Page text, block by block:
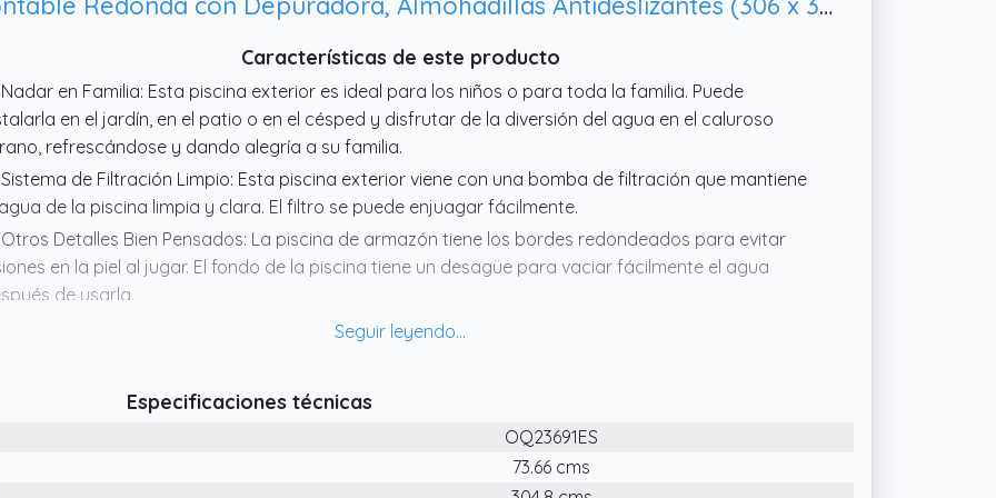
Características de este producto
en Familia: Esta piscina exterior es ideal para los niños o para toda la familia. Puede
en el jardín, en el patio o en el césped y disfrutar de la diversión del agua en el caluroso
refrescándose y dando alegría a su familia.
de Filtración Limpio: Esta piscina exterior viene con una bomba de filtración que mantiene
de la piscina limpia y clara. El filtro se puede enjuagar fácilmente.
Detalles Bien Pensados: La piscina de armazón tiene los bordes redondeados para evitar
en la piel al jugar. El fondo de la piscina tiene un desagüe para vaciar fácilmente el agua
de usarla.
Estabilidad Segura: Esta piscina de armazón se apoya en un armazón de metal revestido de resina
Materiales de Alta Calidad y Duraderos: Esta piscina de estructura metálica está fabricada con
de PVC de alta calidad y tiene una pared de piscina de tres capas que es especialmente
y duradera. Este tejido hace que la piscina sea resistente al cloro, a las algas y agradable al
Especificaciones técnicas
OQ23691ES
73.66 cms